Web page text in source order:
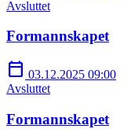
Avsluttet
Formannskapet
calendar_today 03.12.2025 09:00
Avsluttet
Formannskapet